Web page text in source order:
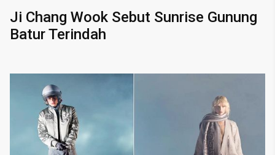
Ji Chang Wook Sebut Sunrise Gunung
Batur Terindah